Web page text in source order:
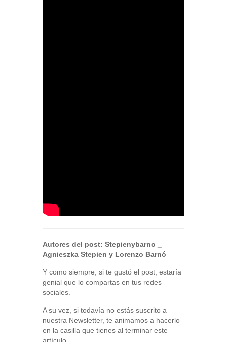
Autores del post: Stepienybarno
Agnieszka Stepien y Lorenzo Barnó
Y como siempre, si te gustó el post, estaría
genial que lo compartas en tus redes
sociales.
A su vez, si todavía no estás suscrito a
nuestra Newsletter, te animamos a hacerlo
en la casilla que tienes al terminar este